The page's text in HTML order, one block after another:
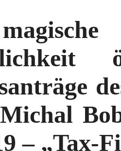
– „Tax-